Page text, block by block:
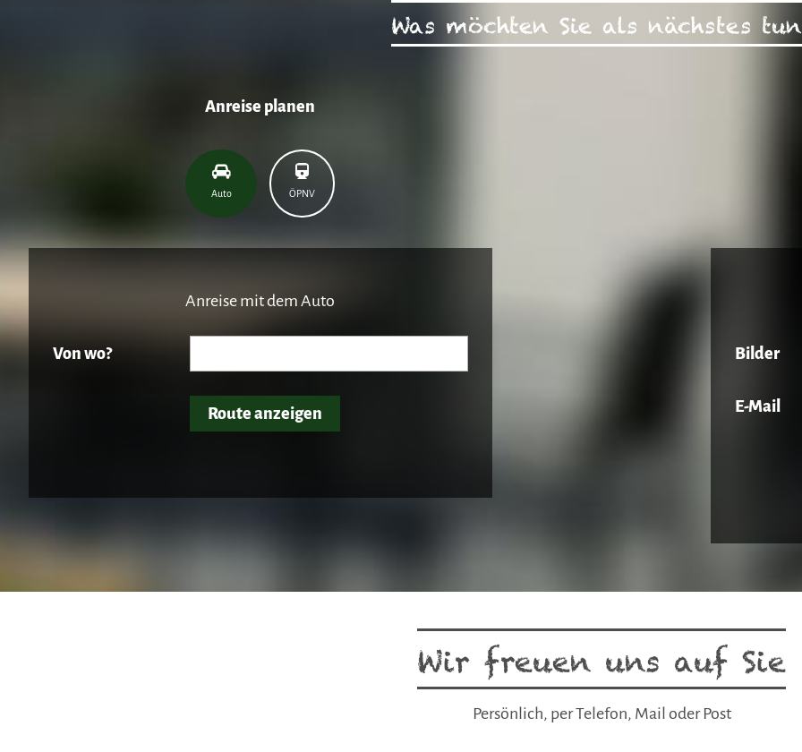
Was möchten Sie als nächstes
Anreise planen
Auto ÖPNV
Anreise mit dem Auto
Von wo?
Route anzeigen
Bilder
E-Mail
Wir freuen uns auf Sie
Persönlich, per Telefon, Mail oder Post